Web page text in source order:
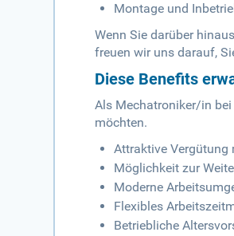
Montage und
Wenn Sie darüber
freuen wir uns darauf,
Diese Benefits
Als Mechatroniker/in bei
möchten.
Attraktive Vergütung
Möglichkeit zur
Moderne
Flexibles
Betriebliche